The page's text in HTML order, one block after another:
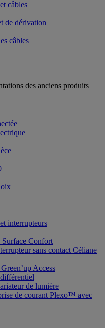
câbles
de dérivation
câbles
des anciens produits
interrupteurs
Surface Confort
sans contact Céliane
Access
de lumière
de courant Plexo™ avec